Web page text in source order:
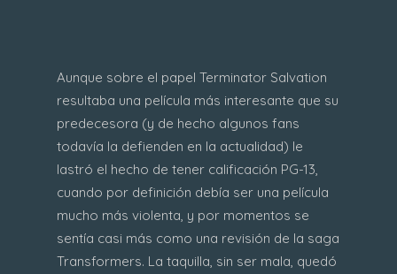
Aunque sobre el papel Terminator Salvation
resultaba una película más interesante que su
predecesora (y de hecho algunos fans
todavía la defienden en la actualidad) le
lastró el hecho de tener calificación PG-13,
cuando por definición debía ser una película
mucho más violenta, y por momentos se
sentía casi más como una revisión de la saga
Transformers. La taquilla, sin ser mala, quedó